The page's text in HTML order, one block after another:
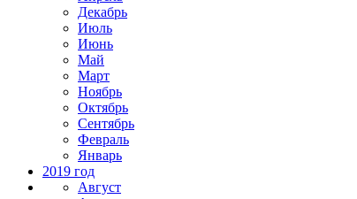
Декабрь
Июль
Июнь
Май
Март
Ноябрь
Октябрь
Сентябрь
Февраль
Январь
2019 год
Август